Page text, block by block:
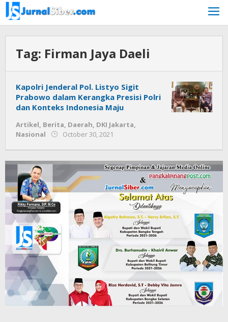
Skip
to
content
Tag: Firman Jaya Daeli
Kapolri Jenderal Pol. Listyo Sigit
Prabowo dalam Kerangka Presisi Polri
dan Konteks Indonesia Maju
Artikel, Berita, Daerah, DKI Jakarta,
Nasional
October 30, 2021